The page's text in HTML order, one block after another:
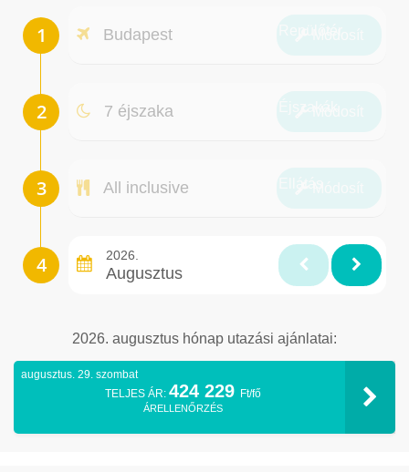
Budapest
7 éjszaka
All inclusive
2026.
Augusztus
2026. augusztus hónap utazási ajánlatai:
augusztus. 29. szombat
TELJES ÁR: 424 229 Ft/fő
ÁRELLENŐRZÉS